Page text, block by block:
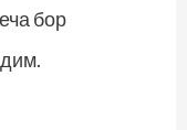
бор